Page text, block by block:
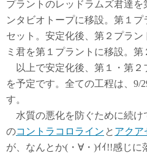
プラントのレッドラムズ君達
ンタビオトープに移設。第１プ
セット。安定化後、第２プラ
ミ君を第１プラントに移設。第
以上で安定化後、第１・第２
を予定です。全ての工程は、9/
す。
水質の悪化を防ぐために続け
のコントラコロライン と アクア
が、なんとか(・∀・)ｲｲ!!感じに